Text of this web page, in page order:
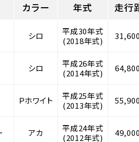
カラー 年式 走行
シロ
平成30年式
(2018年式)
シロ
平成26年式
(2014年式)
Ｐホワイト
平成25年式
(2013年式)
アカ
平成24年式
(2012年式)